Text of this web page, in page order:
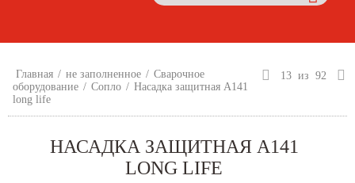
Главная / не заполненное / Сварочное
оборудование / Сопло / Насадка защитная A141
long life
13 из 92
НАСАДКА ЗАЩИТНАЯ A141
LONG LIFE